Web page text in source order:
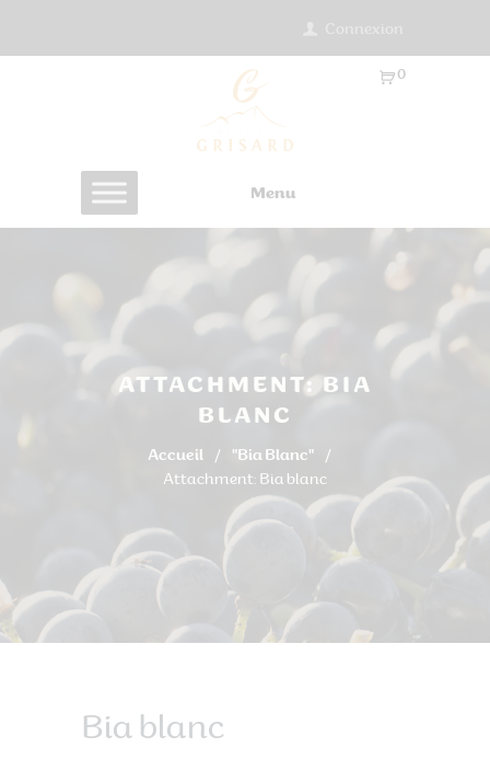
Menu
0
€
ATTACHMENT: BIA
BLANC
Accueil
"Bia Blanc"
Attachment: Bia blanc
Bia blanc